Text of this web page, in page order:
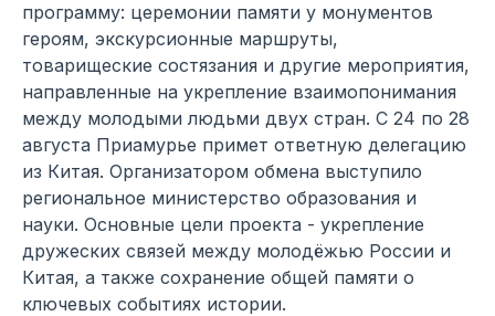
программу: церемонии памяти у монументов
героям, экскурсионные маршруты,
товарищеские состязания и другие мероприятия,
направленные на укрепление взаимопонимания
между молодыми людьми двух стран. С 24 по 28
августа Приамурье примет ответную делегацию
из Китая. Организатором обмена выступило
региональное министерство образования и
науки. Основные цели проекта - укрепление
дружеских связей между молодёжью России и
Китая, а также сохранение общей памяти о
ключевых событиях истории.